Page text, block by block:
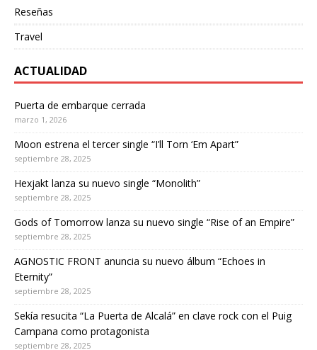
Reseñas
Travel
ACTUALIDAD
Puerta de embarque cerrada
marzo 1, 2026
Moon estrena el tercer single “I’ll Torn ‘Em Apart”
septiembre 28, 2025
Hexjakt lanza su nuevo single “Monolith”
septiembre 28, 2025
Gods of Tomorrow lanza su nuevo single “Rise of an Empire”
septiembre 28, 2025
AGNOSTIC FRONT anuncia su nuevo álbum “Echoes in
Eternity”
septiembre 28, 2025
Sekía resucita “La Puerta de Alcalá” en clave rock con el Puig
Campana como protagonista
septiembre 28, 2025